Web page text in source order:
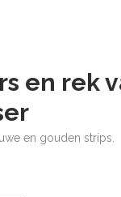
en rek
en gouden strips.